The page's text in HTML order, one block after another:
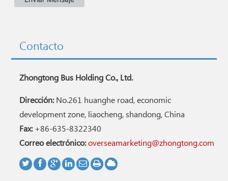
Contacto
Zhongtong Bus Holding Co., Ltd.
Dirección:No.261 huanghe road, economic
development zone, liaocheng, shandong, China
Fax:+86-635-8322340
Correo electrónico:overseamarketing@zhongtong.com